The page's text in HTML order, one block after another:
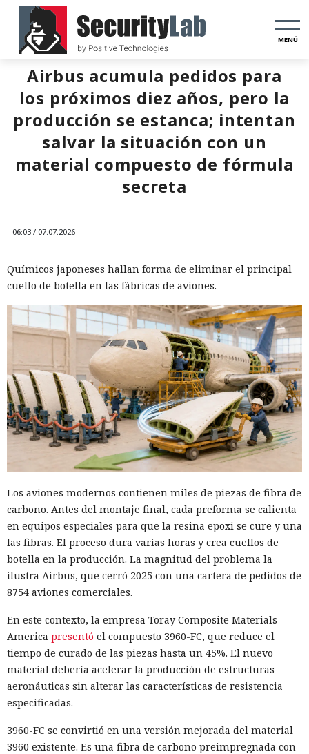
MENÚ
Airbus acumula pedidos para
los próximos diez años, pero la
producción se estanca; intentan
salvar la situación con un
material compuesto de fórmula
secreta
06:03 / 07.07.2026
Químicos japoneses hallan forma de eliminar el principal
cuello de botella en las fábricas de aviones.
Los aviones modernos contienen miles de piezas de fibra de
carbono. Antes del montaje final, cada preforma se calienta
en equipos especiales para que la resina epoxi se cure y una
las fibras. El proceso dura varias horas y crea cuellos de
botella en la producción. La magnitud del problema la
ilustra Airbus, que cerró 2025 con una cartera de pedidos de
8754 aviones comerciales.
En este contexto, la empresa Toray Composite Materials
America presentó el compuesto 3960-FC, que reduce el
tiempo de curado de las piezas hasta un 45%. El nuevo
material debería acelerar la producción de estructuras
aeronáuticas sin alterar las características de resistencia
especificadas.
3960-FC se convirtió en una versión mejorada del material
3960 existente. Es una fibra de carbono preimpregnada con